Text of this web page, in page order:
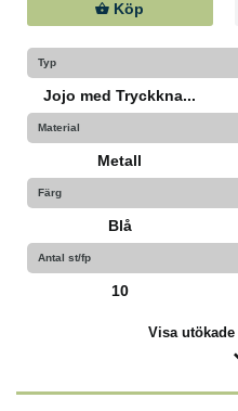
Köp
Typ
Jojo med Tryckkna...
Material
Metall
Färg
Blå
Antal st/fp
10
Visa